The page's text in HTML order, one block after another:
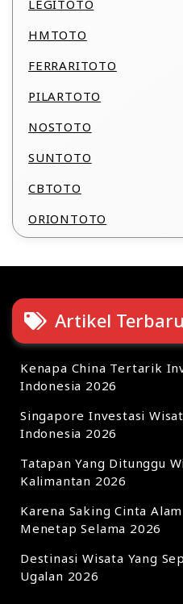
LEGITOTO
HMTOTO
FERRARITOTO
PILARTOTO
NOSTOTO
SUNTOTO
CBTOTO
ORIONTOTO
Artikel Terbaru
Kenapa China Tertarik
Indonesia 2026
Singapore Investasi
Indonesia 2026
Tatapan Yang Ditunggu
Kalimantan 2026
Karena Saking Cinta
Menetap Selama 2026
Destinasi Wisata Yang
Ugalan 2026